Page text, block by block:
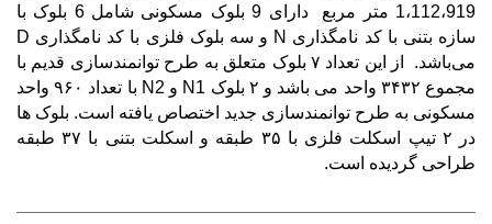
1،112،919 متر مربع دارای 9 بلوک مسکونی شامل 6 بلوک با
سازه بتنی با کد نامگذاری N و سه بلوک فلزی با کد نامگذاری D
میباشد. از این تعداد ۷ بلوک متعلق به طرح توانمندسازی قدیم با
مجموع ۳۴۳۲ واحد می باشد و ۲ بلوک N1 و N2 با تعداد ۹۶۰واحد
مسکونی به طرح توانمندسازی جدید اختصاص یافته است. بلوک ها
در ۲ تیپ اسکلت فلزی با ۳۵ طبقه و اسکلت بتنی با ۳۷طبقه
طراحی گردیده است.